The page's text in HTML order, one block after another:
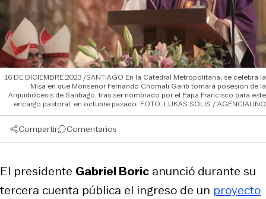
16 DE DICIEMBRE 2023 /SANTIAGO En la Catedral Metropolitana, se celebra la
Misa en que Monseñor Fernando Chomali Garib tomará posesión de la
Arquidiócesis de Santiago, tras ser nombrado por el Papa Francisco para este
encargo pastoral, en octubre pasado. FOTO: LUKAS SOLIS / AGENCIAUNO
Compartir Comentarios
El presidente Gabriel Boric anunció durante su
tercera cuenta pública el ingreso de un proyecto